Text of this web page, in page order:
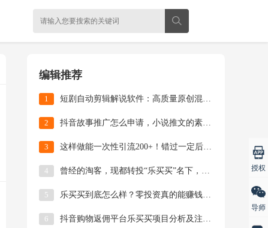
编辑推荐
1 短剧自动剪辑解说软件：高质量原创混剪视频实操教程
2 抖音故事推广怎么申请，小说推文的素材哪里找？
3 这样做能一次性引流200+！错过一定后悔的公益赠书活动来啦！
4 曾经的淘客，现都转投“乐买买”名下，这就是时代的风口
5 乐买买到底怎么样？零投资真的能赚钱吗？
6 抖音购物返佣平台乐买买项目分析及注册使用教程
授权
导师